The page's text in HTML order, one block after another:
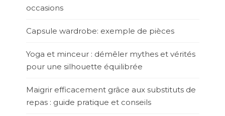
occasions
Capsule wardrobe: exemple de pièces
Yoga et minceur : démêler mythes et vérités
pour une silhouette équilibrée
Maigrir efficacement grâce aux substituts de
repas : guide pratique et conseils